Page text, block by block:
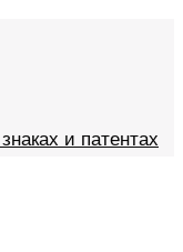
и патентах